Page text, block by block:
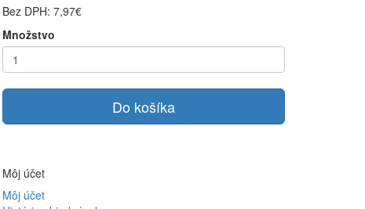
Bez DPH: 7,97€
Množstvo
Do košíka
Môj účet
Môj účet